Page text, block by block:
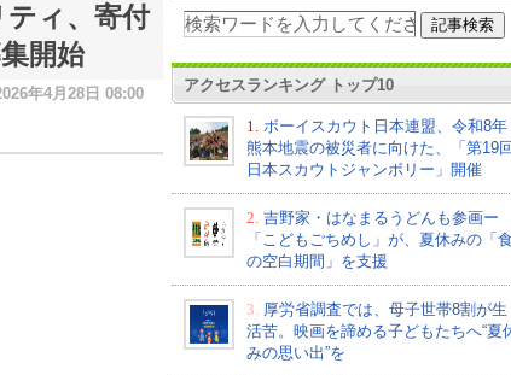
ィ、寄付
開始
年4月28日 08:00 アクセスランキング トップ10
1.
ボーイスカウト日本連盟、令和8年
熊本地震の被災者に向けた、「第19
日本スカウトジャンボリー」開催
2. 吉野家・はなまるうどんも参画ー
「こどもごちめし」が、夏休みの「食
の空白期間」を支援
3. 厚労省調査では、母子世帯8割が生
活苦。映画を諦める子どもたちへ“夏
みの思い出”を